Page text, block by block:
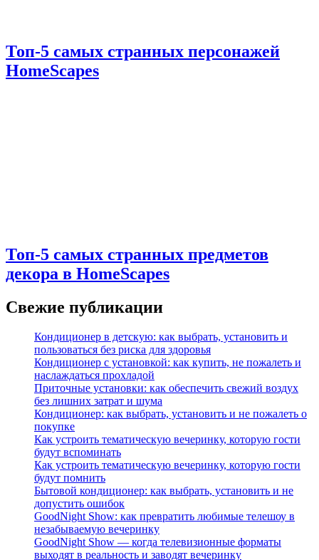
Топ-5 самых странных персонажей
HomeScapes
Топ-5 самых странных предметов
декора в HomeScapes
Свежие публикации
Кондиционер в детскую: как выбрать, установить и
пользоваться без риска для здоровья
Кондиционер с установкой: как купить, не пожалеть и
наслаждаться прохладой
Приточные установки: как обеспечить свежий воздух
без лишних затрат и шума
Кондиционер: как выбрать, установить и не пожалеть о
покупке
Как устроить тематическую вечеринку, которую гости
будут вспоминать
Как устроить тематическую вечеринку, которую гости
будут помнить
Бытовой кондиционер: как выбрать, установить и не
допустить ошибок
GoodNight Show: как превратить любимые телешоу в
незабываемую вечеринку
GoodNight Show — когда телевизионные форматы
выходят в реальность и заводят вечеринку